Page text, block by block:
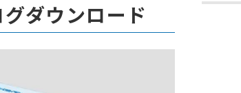
ダウンロード